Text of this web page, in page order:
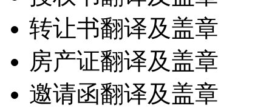
转让书翻译及盖章
房产证翻译及盖章
邀请函翻译及盖章